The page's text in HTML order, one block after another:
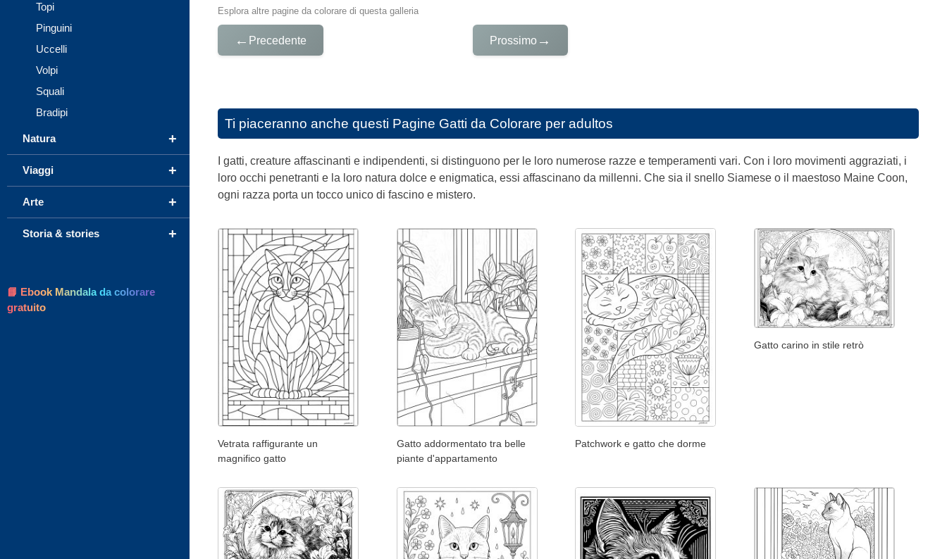
Esplora altre pagine da colorare di questa galleria
← Precedente Prossimo →
Ti piaceranno anche questi Pagine Gatti da Colorare per adultos
I gatti, creature affascinanti e indipendenti, si distinguono per le loro numerose razze e temperamenti vari. Con i loro movimenti aggraziati, i
loro occhi penetranti e la loro natura dolce e enigmatica, essi affascinano da millenni. Che sia il snello Siamese o il maestoso Maine Coon,
ogni razza porta un tocco unico di fascino e mistero.
Vetrata raffigurante un
magnifico gatto
Gatto addormentato tra belle
piante d'appartamento
Patchwork e gatto che dorme
Gatto carino in stile retrò
Topi
Pinguini
Uccelli
Volpi
Squali
Bradipi
+
Natura
+
Viaggi
+
Arte
+
Storia & stories
📘 Ebook Mandala da colorare
gratuito